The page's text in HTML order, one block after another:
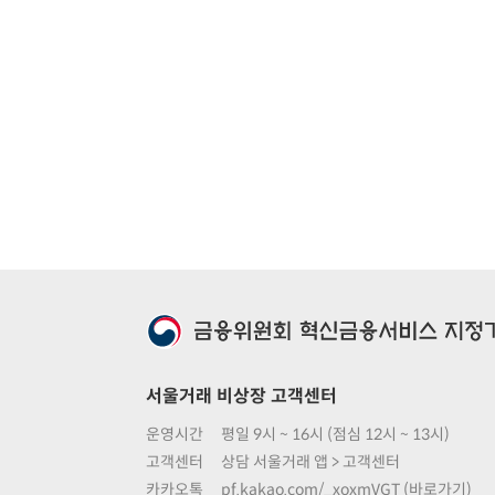
서울거래 비상장 고객센터
운영시간
평일 9시 ~ 16시 (점심 12시 ~ 13시)
고객센터
상담 서울거래 앱 > 고객센터
카카오톡
pf.kakao.com/_xoxmVGT (바로가기)